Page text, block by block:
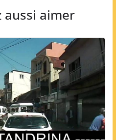
aussi aimer